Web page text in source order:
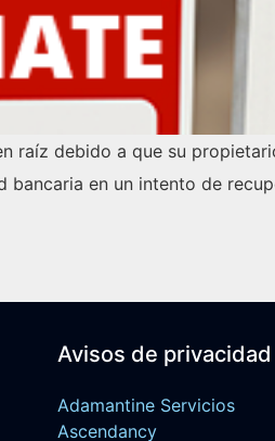
raíz debido a que su
bancaria en un intento de
Avisos de privacidad
Adamantine Servicios
Ascendancy